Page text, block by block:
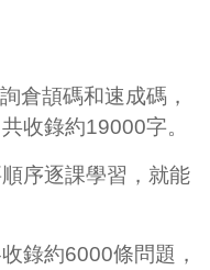
倉頡碼和速成碼，
收錄約19000字。
序逐課學習，就能
錄約6000條問題，